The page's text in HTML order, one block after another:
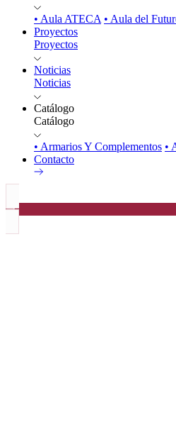
• Aula ATECA • Aula del
Proyectos
Proyectos
Noticias
Noticias
Catálogo
Catálogo
• Armarios Y Complementos •
Contacto